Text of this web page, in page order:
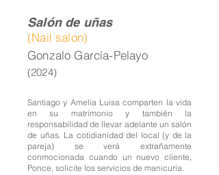
Salón de uñas
(Nail salon)
Gonzalo García-Pelayo
(2024)
Santiago y Amelia Luisa comparten la vida
en su matrimonio y también la
responsabilidad de llevar adelante un salón
de uñas. La cotidianidad del local (y de la
pareja) se verá extrañamente
conmocionada cuando un nuevo cliente,
Ponce, solicite los servicios de manicuría.